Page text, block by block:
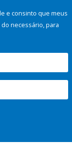
e consinto que meus
necessário, para